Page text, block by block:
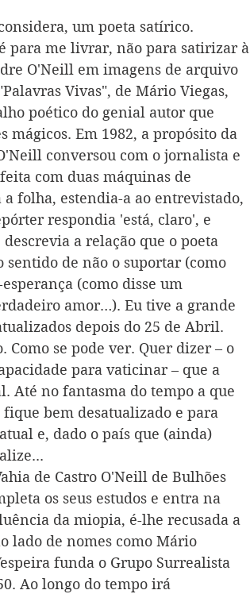
um poeta satírico.
para me livrar, não para satirizar à
O'Neill em imagens de arquivo
Vivas", de Mário Viegas,
poético do genial autor que
mágicos. Em 1982, a propósito da
conversou com o jornalista e
com duas máquinas de
folha, estendia-a ao entrevistado,
respondia 'está, claro', e
a relação que o poeta
de não o suportar (como
(como disse um
amor…). Eu tive a grande
depois do 25 de Abril.
se pode ver. Quer dizer – o
para vaticinar – que a
Até no fantasma do tempo a que
bem desatualizado e para
e, dado o país que (ainda)
de Castro O'Neill de Bulhões
os seus estudos e entra na
da miopia, é-lhe recusada a
lado de nomes como Mário
funda o Grupo Surrealista
Ao longo do tempo irá